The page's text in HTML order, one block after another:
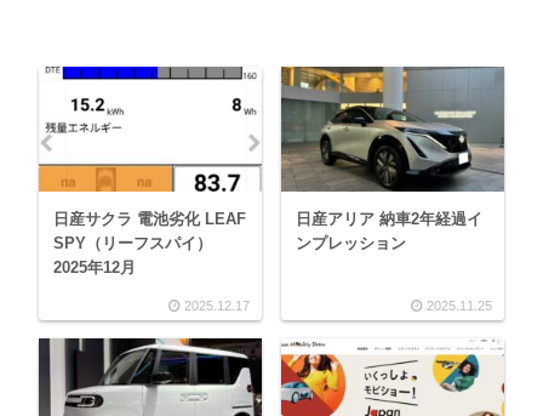
日産サクラ 電池劣化 LEAF
SPY（リーフスパイ）
2025年12月
2025.12.17
日産アリア 納車2年経過イ
ンプレッション
2025.11.25